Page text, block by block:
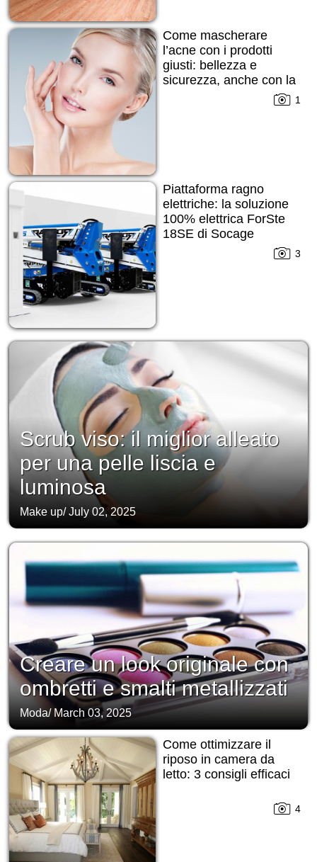
Come mascherare
l’acne con i prodotti
giusti: bellezza e
sicurezza, anche con la
1
Piattaforma ragno
elettriche: la soluzione
100% elettrica ForSte
18SE di Socage
3
Scrub viso: il miglior alleato
per una pelle liscia e
luminosa
Make up/July 02, 2025
Creare un look originale con
ombretti e smalti metallizzati
Moda/ March 03, 2025
Come ottimizzare il
riposo in camera da
letto: 3 consigli efficaci
4